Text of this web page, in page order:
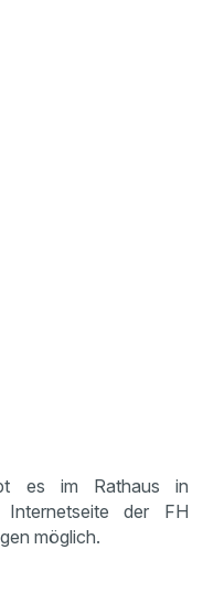
es im Rathaus in
der FH
möglich.